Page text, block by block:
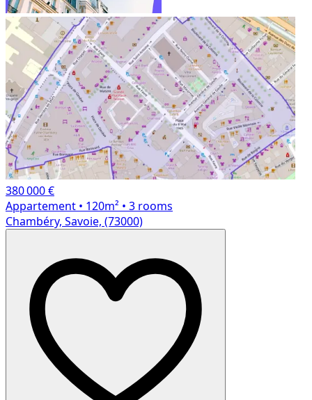
380 000 €
Appartement • 120m² • 3 rooms
Chambéry, Savoie, (73000)